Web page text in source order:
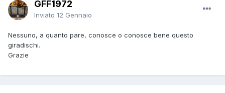
GFF1972
Inviato 12 Gennaio
Nessuno, a quanto pare, conosce o conosce bene questo
giradischi.
Grazie